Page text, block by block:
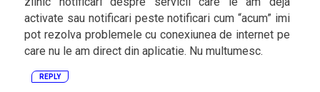
activate sau notificari peste notificari cum “acum” imi
pot rezolva problemele cu conexiunea de internet pe
care nu le am direct din aplicatie. Nu multumesc.
REPLY